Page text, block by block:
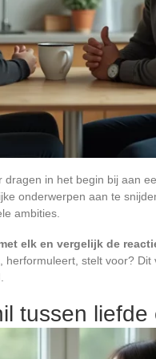
in het begin bij aan
onderwerpen aan te
ambities.
elk en vergelijk de
stelt voor? Dit
tussen liefde